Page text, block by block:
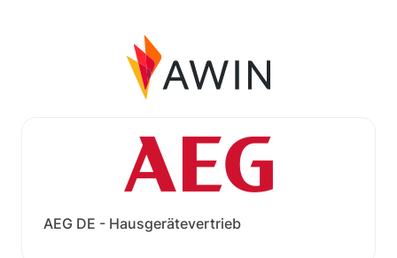
AEG DE - Hausgerätevertrieb